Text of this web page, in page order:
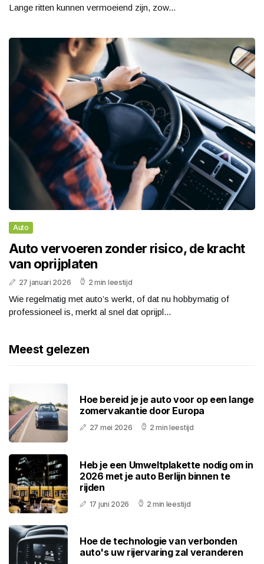
Lange ritten kunnen vermoeiend zijn, zow...
Auto
Auto vervoeren zonder risico, de kracht
van oprijplaten
27 januari 2026 2 min leestijd
Wie regelmatig met auto’s werkt, of dat nu hobbymatig of
professioneel is, merkt al snel dat oprijpl...
Meest gelezen
Hoe bereid je je auto voor op een lange
zomervakantie door Europa
27 mei 2026 2 min leestijd
Heb je een Umweltplakette nodig om in
2026 met je auto Berlijn binnen te
rijden
17 juni 2026 2 min leestijd
Hoe de technologie van verbonden
auto's uw rijervaring zal veranderen